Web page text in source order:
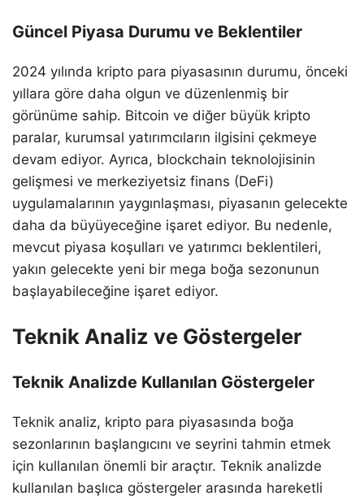
Güncel Piyasa Durumu ve Beklentiler
2024 yılında kripto para piyasasının durumu, önceki
yıllara göre daha olgun ve düzenlenmiş bir
görünüme sahip. Bitcoin ve diğer büyük kripto
paralar, kurumsal yatırımcıların ilgisini çekmeye
devam ediyor. Ayrıca, blockchain teknolojisinin
gelişmesi ve merkeziyetsiz finans (DeFi)
uygulamalarının yaygınlaşması, piyasanın gelecekte
daha da büyüyeceğine işaret ediyor. Bu nedenle,
mevcut piyasa koşulları ve yatırımcı beklentileri,
yakın gelecekte yeni bir mega boğa sezonunun
başlayabileceğine işaret ediyor.
Teknik Analiz ve Göstergeler
Teknik Analizde Kullanılan Göstergeler
Teknik analiz, kripto para piyasasında boğa
sezonlarının başlangıcını ve seyrini tahmin etmek
için kullanılan önemli bir araçtır. Teknik analizde
kullanılan başlıca göstergeler arasında hareketli